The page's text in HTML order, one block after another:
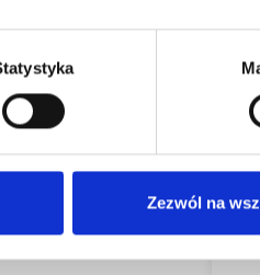
Zezwól na